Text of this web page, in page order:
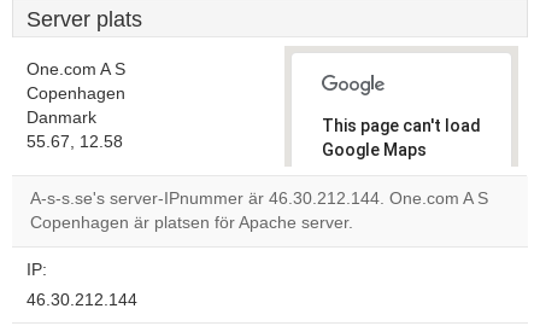
Server plats
One.com A S
Copenhagen
Danmark
55.67, 12.58
This page can't load
Google Maps
correctly.
Do you
own this
OK
A-s-s.se's server-IPnummer är 46.30.212.144. One.com A S
Copenhagen är platsen för Apache server.
IP:
46.30.212.144